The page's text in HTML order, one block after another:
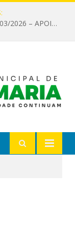
EDITAL DE CHAMAMENTO PÚBLICO Nº 003/2026 – APOIO À INFRAESTRUTURA CULTURAL